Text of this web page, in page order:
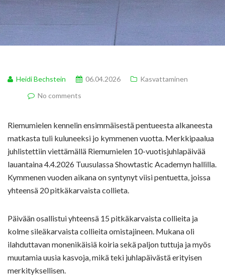
Heidi Bechstein 06.04.2026
Kasvattaminen
No comments
Riemumielen kennelin ensimmäisestä pentueesta alkaneesta
matkasta tuli kuluneeksi jo kymmenen vuotta. Merkkipaalua
juhlistettiin viettämällä Riemumielen 10-vuotisjuhlapäivää
lauantaina 4.4.2026 Tuusulassa Showtastic Academyn hallilla.
Kymmenen vuoden aikana on syntynyt viisi pentuetta, joissa
yhteensä 20 pitkäkarvaista collieta.
Päivään osallistui yhteensä 15 pitkäkarvaista collieita ja
kolme sileäkarvaista collieita omistajineen. Mukana oli
ilahduttavan monenikäisiä koiria sekä paljon tuttuja ja myös
muutamia uusia kasvoja, mikä teki juhlapäivästä erityisen
merkityksellisen.